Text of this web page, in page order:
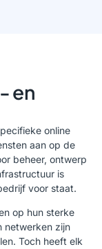
en
online
aan op de
beheer, ontwerp
is
voor staat.
op hun sterke
netwerken zijn
Toch heeft elk